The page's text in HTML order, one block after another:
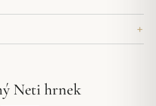
Neti hrnek